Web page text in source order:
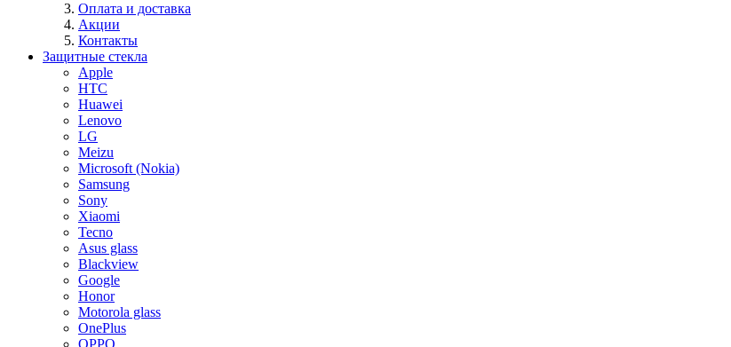
Оплата и доставка
Акции
Контакты
Защитные стекла
Apple
HTC
Huawei
Lenovo
LG
Meizu
Microsoft (Nokia)
Samsung
Sony
Xiaomi
Tecno
Asus glass
Blackview
Google
Honor
Motorola glass
OnePlus